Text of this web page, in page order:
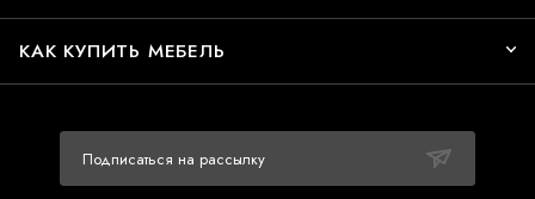
КАК КУПИТЬ МЕБЕЛЬ
Подписаться на рассылку